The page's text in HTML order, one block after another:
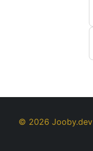
© 2026 Jooby.dev